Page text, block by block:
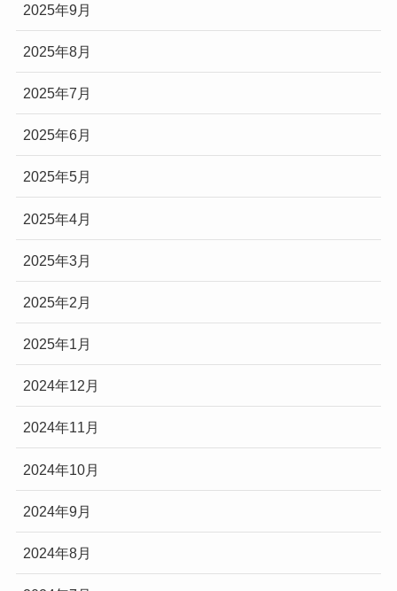
2025年9月
2025年8月
2025年7月
2025年6月
2025年5月
2025年4月
2025年3月
2025年2月
2025年1月
2024年12月
2024年11月
2024年10月
2024年9月
2024年8月